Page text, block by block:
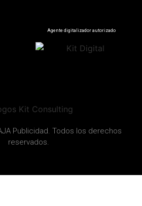
Agente digitalizador autorizado
Publicidad. Todos los derechos
reservados.